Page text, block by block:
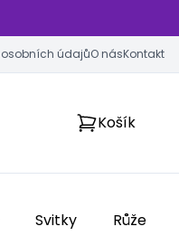
údajůO násKontakt
Košík
Svitky Růže